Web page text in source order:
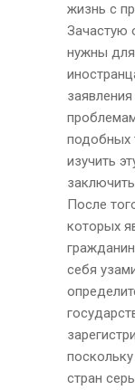
жизнь с
Зачастую
нужны
подобных
изучить
После
которых
себя
стран